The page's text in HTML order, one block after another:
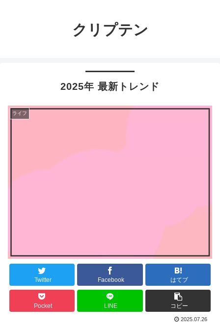
クリプテン
2025年 最新トレンド
ライフ
Twitter Facebook はてブ
Pocket LINE コピー
2025.07.26